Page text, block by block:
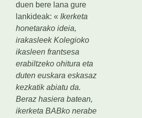
duen bere lana gure
lankideak: « Ikerketa
honetarako ideia,
irakasleek Kolegioko
ikasleen frantsesa
erabiltzeko ohitura eta
duten euskara eskasaz
kezkatik abiatu da.
Beraz hasiera batean,
ikerketa BABko nerabe